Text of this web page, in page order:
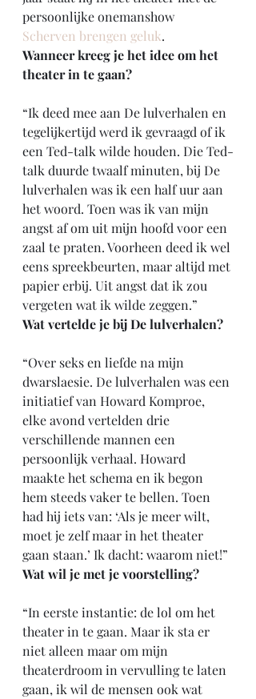
persoonlijke onemanshow
Scherven brengen geluk.
Wanneer kreeg je het idee om het
theater in te gaan?
“Ik deed mee aan De lulverhalen en
tegelijkertijd werd ik gevraagd of ik
een Ted-talk wilde houden. Die Ted-
talk duurde twaalf minuten, bij De
lulverhalen was ik een half uur aan
het woord. Toen was ik van mijn
angst af om uit mijn hoofd voor een
zaal te praten. Voorheen deed ik wel
eens spreekbeurten, maar altijd met
papier erbij. Uit angst dat ik zou
vergeten wat ik wilde zeggen.”
Wat vertelde je bij De lulverhalen?
“Over seks en liefde na mijn
dwarslaesie. De lulverhalen was een
initiatief van Howard Komproe,
elke avond vertelden drie
verschillende mannen een
persoonlijk verhaal. Howard
maakte het schema en ik begon
hem steeds vaker te bellen. Toen
had hij iets van: ‘Als je meer wilt,
moet je zelf maar in het theater
gaan staan.’ Ik dacht: waarom niet!”
Wat wil je met je voorstelling?
“In eerste instantie: de lol om het
theater in te gaan. Maar ik sta er
niet alleen maar om mijn
theaterdroom in vervulling te laten
gaan, ik wil de mensen ook wat